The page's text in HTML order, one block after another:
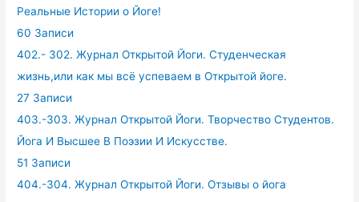
Реальные Истории о Йоге!
60 Записи
402.- 302. Журнал Открытой Йоги. Студенческая
жизнь,или как мы всё успеваем в Открытой йоге.
27 Записи
403.-303. Журнал Открытой Йоги. Творчество Студентов.
Йога И Высшее В Поэзии И Искусстве.
51 Записи
404.-304. Журнал Открытой Йоги. Отзывы о йога